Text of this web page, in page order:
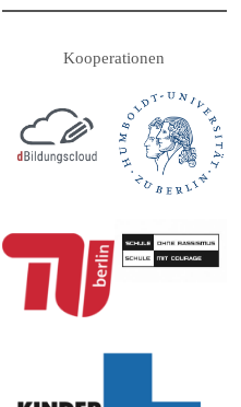
Kooperationen